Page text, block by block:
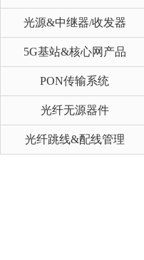
光源&中继器/收发器
5G基站&核心网产品
PON传输系统
光纤无源器件
光纤跳线&配线管理